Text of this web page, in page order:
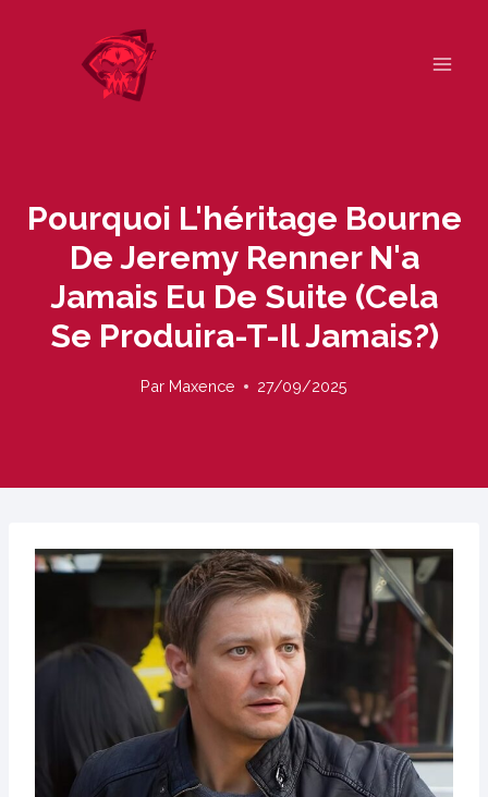
Pourquoi L'héritage Bourne
De Jeremy Renner N'a
Jamais Eu De Suite (cela
Se Produira-T-Il Jamais?)
Par Maxence 27/09/2025